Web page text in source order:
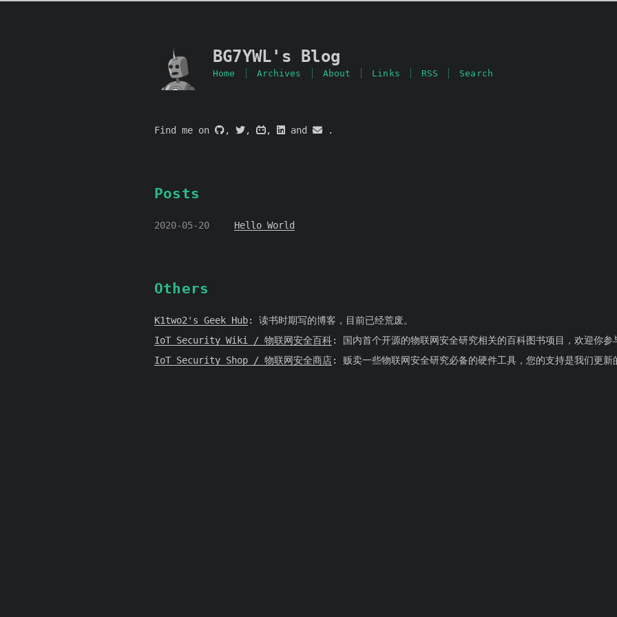
BG7YWL's Blog
Home Archives About Links RSS Search
Find me on , , , and .
Posts
2020-05-20 Hello World
Others
K1two2's Geek Hub: 读书时期写的博客，目前已经荒废。
IoT Security Wiki / 物联网安全百科:
国内首个开源的物联网安全研究相关的百科图书项目，欢迎你参
IoT Security Shop / 物联网安全商店: 贩卖一些物联网安全研究必备的硬件工具，您的支持是我们更新